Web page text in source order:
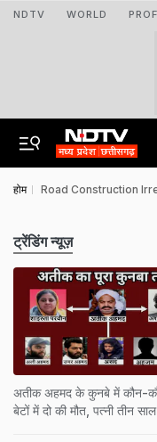
NDTV WORLD
होम Road Construction
ट्रेंडिंग न्यूज़
अतीक अहमद के कुनबे में कौन-
बेटों में दो की मौत, पत्नी तीन